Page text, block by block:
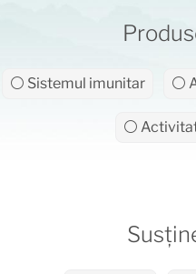
⚪ Sistemul imunitar ⚪
⚪